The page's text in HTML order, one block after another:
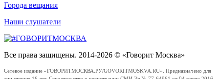
Города вещания
Наши слушатели
Все права защищены. 2014-2026 © «Говорит Москва»
Сетевое издание «ГОВОРИТМОСКВА.РУ/GOVORITMOSKVA.RU». Предназначено для